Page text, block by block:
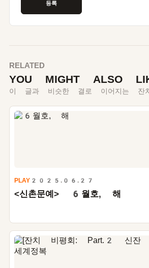
RELATED
YOU MIGHT ALSO
이 글과 비슷한 결로 이어지는 잔
PLAY 2025.06.27
<신촌문예> 6 월호, 해